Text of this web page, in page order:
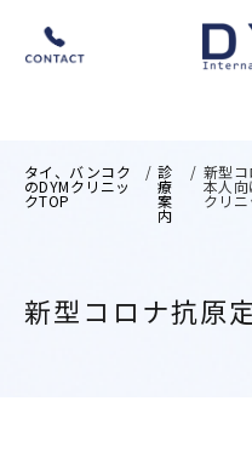
タイ、バンコク
のDYMクリニッ
クTOP
/ 診
療
案
内
/ 新型
本人
クリニ
新型コロナ抗原